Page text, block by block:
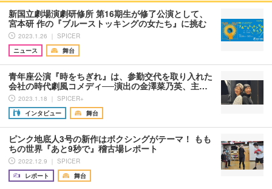
新国立劇場演劇研修所 第16期生が修了公演として、
宮本研 作の『ブルーストッキングの女たち』に挑む
2023.1.26 ｜ SPICER
ニュース
舞台
青年座公演『時をちぎれ』は、参勤交代を取り入れた
会社の時代劇風コメディ──演出の金澤菜乃英、主…
2023.1.18 ｜ SPICER+
インタビュー
舞台
ピンク地底人3号の新作はボクシングがテーマ！ もも
ちの世界『あと9秒で』稽古場レポート
2022.12.9 ｜ SPICER
レポート
舞台